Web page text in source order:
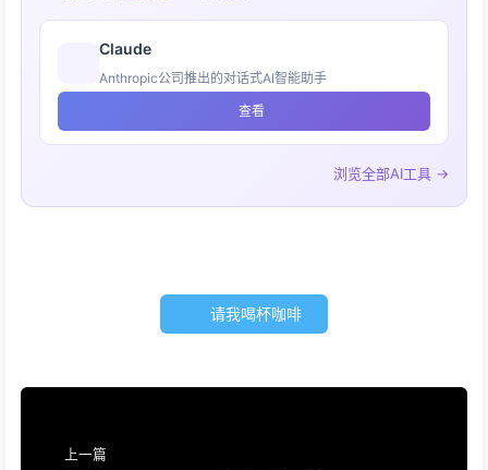
Claude
Anthropic公司推出的对话式AI智能助手
查看
浏览全部AI工具 →
请我喝杯咖啡
上一篇